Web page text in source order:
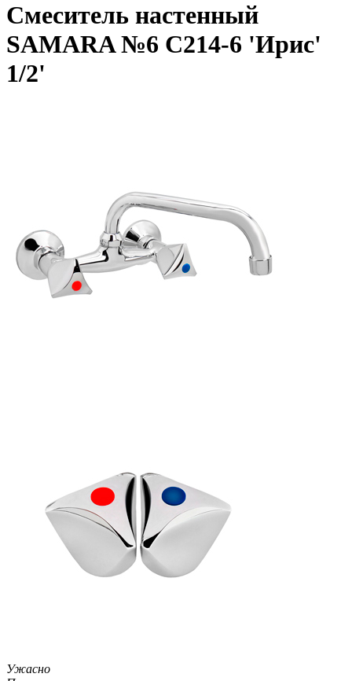
Смеситель настенный
SAMARA №6 C214-6 'Ирис'
1/2'
Ужасно